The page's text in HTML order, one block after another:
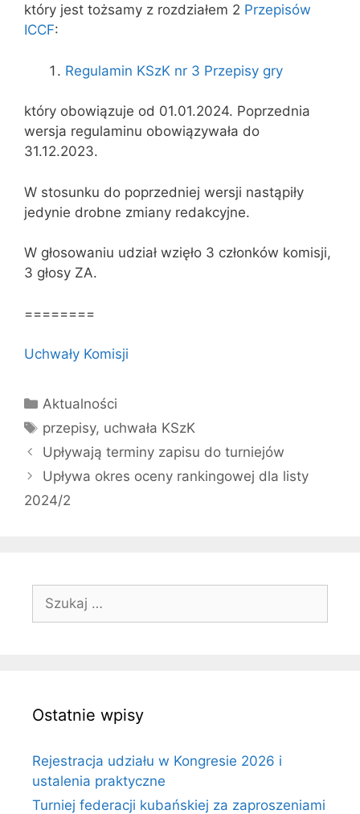
który jest tożsamy z rozdziałem 2 Przepisów
ICCF:
Regulamin KSzK nr 3 Przepisy gry
który obowiązuje od 01.01.2024. Poprzednia
wersja regulaminu obowiązywała do
31.12.2023.
W stosunku do poprzedniej wersji nastąpiły
jedynie drobne zmiany redakcyjne.
W głosowaniu udział wzięło 3 członków komisji,
3 głosy ZA.
========
Uchwały Komisji
Kategorie
Aktualności
Tagi
przepisy, uchwała KSzK
Upływają terminy zapisu do turniejów
Upływa okres oceny rankingowej dla listy
2024/2
Szukaj:
Ostatnie wpisy
Rejestracja udziału w Kongresie 2026 i
ustalenia praktyczne
Turniej federacji kubańskiej za zaproszeniami